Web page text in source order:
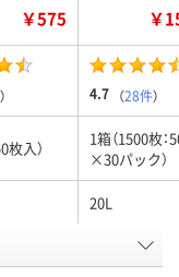
￥575 ￥
） 4.7 （28件）
枚入）
1箱（1500枚：
×30パック）
20L
J308777